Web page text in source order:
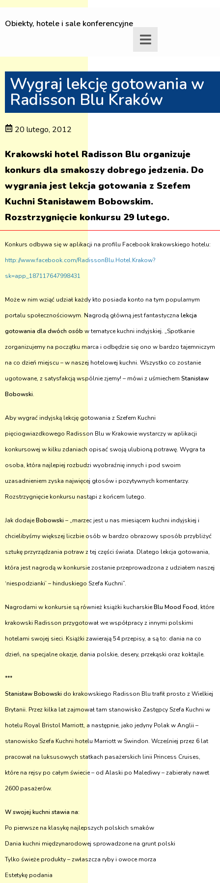
Obiekty, hotele i sale konferencyjne
Wygraj lekcję gotowania w
Radisson Blu Kraków
20 lutego, 2012
Krakowski hotel Radisson Blu organizuje
konkurs dla smakoszy dobrego jedzenia. Do
wygrania jest lekcja gotowania z Szefem
Kuchni Stanisławem Bobowskim.
Rozstrzygnięcie konkursu 29 lutego.
Konkurs odbywa się w aplikacji na profilu Facebook krakowskiego hotelu:
http://www.facebook.com/RadissonBlu.Hotel.Krakow?
sk=app_187117647998431
Może w nim wziąć udział każdy kto posiada konto na tym popularnym
portalu społecznościowym. Nagrodą główną jest fantastyczna lekcja
gotowania dla dwóch osób w tematyce kuchni indyjskiej. „Spotkanie
zorganizujemy na początku marca i odbędzie się ono w bardzo tajemniczym
na co dzień miejscu – w naszej hotelowej kuchni. Wszystko co zostanie
ugotowane, z satysfakcją wspólnie zjemy! – mówi z uśmiechem Stanisław
Bobowski.
Aby wygrać indyjską lekcję gotowania z Szefem Kuchni
pięciogwiazdkowego Radisson Blu w Krakowie wystarczy w aplikacji
konkursowej w kilku zdaniach opisać swoją ulubioną potrawę. Wygra ta
osoba, która najlepiej rozbudzi wyobraźnię innych i pod swoim
uzasadnieniem zyska najwięcej głosów i pozytywnych komentarzy.
Rozstrzygnięcie konkursu nastąpi z końcem lutego.
Jak dodajeBobowski – „marzec jest u nas miesiącem kuchni indyjskiej i
chcielibyśmy większej liczbie osób w bardzo obrazowy sposób przybliżyć
sztukę przyrządzania potraw z tej części świata. Dlatego lekcja gotowania,
która jest nagrodą w konkursie zostanie przeprowadzona z udziałem naszej
‘niespodzianki’ – hinduskiego Szefa Kuchni”.
Nagrodami w konkursie są również książki kucharskieBlu Mood Food, które
krakowski Radisson przygotował we współpracy z innymi polskimi
hotelami swojej sieci. Książki zawierają 54 przepisy, a są to: dania na co
dzień, na specjalne okazje, dania polskie, desery, przekąski oraz koktajle.
***
Stanisław Bobowski do krakowskiego Radisson Blu trafił prosto z Wielkiej
Brytanii. Przez kilka lat zajmował tam stanowisko Zastępcy Szefa Kuchni w
hotelu Royal Bristol Marriott, a następnie, jako jedyny Polak w Anglii –
stanowisko Szefa Kuchni hotelu Marriott w Swindon. Wcześniej przez 6 lat
pracował na luksusowych statkach pasażerskich linii Princess Cruises,
które na rejsy po całym świecie – od Alaski po Malediwy – zabierały nawet
2600 pasażerów.
W swojej kuchni stawia na:
Po pierwsze na klasykę najlepszych polskich smaków
Dania kuchni międzynarodowej sprowadzone na grunt polski
Tylko świeże produkty – zwłaszcza ryby i owoce morza
Estetykę podania